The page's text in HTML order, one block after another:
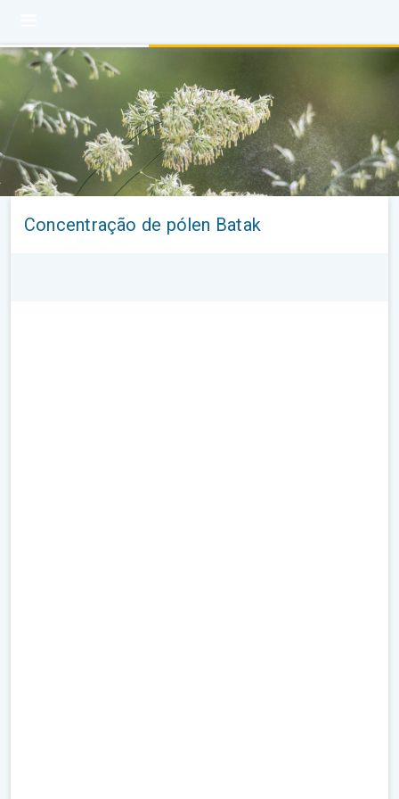
Concentração de pólen Batak